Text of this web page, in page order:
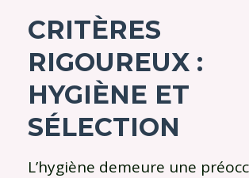
CRITÈRES
RIGOUREUX :
HYGIÈNE ET
SÉLECTION
L’hygiène demeure une